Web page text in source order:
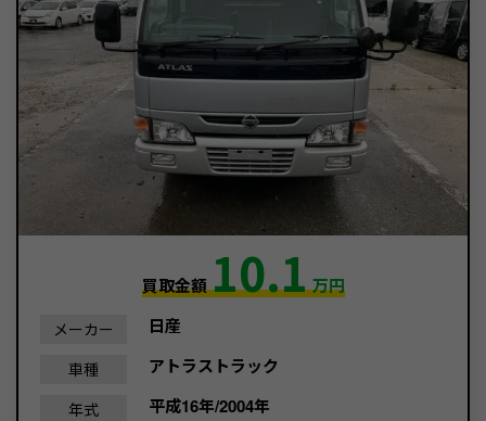
買取金額10.1万円
メーカー 日産
車種 アトラストラック
年式 平成16年/2004年